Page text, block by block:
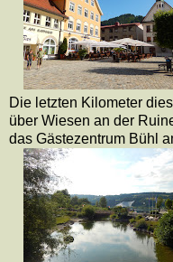
Die letzten Kilometer
über Wiesen an der
das Gästezentrum Bühl